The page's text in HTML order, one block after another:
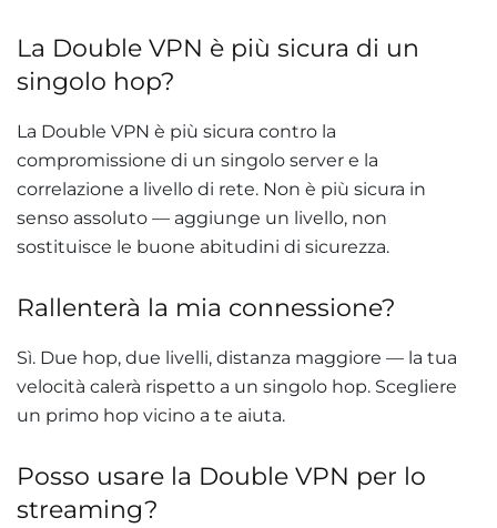
La Double VPN è più sicura di un
singolo hop?
La Double VPN è più sicura contro la
compromissione di un singolo server e la
correlazione a livello di rete. Non è più sicura in
senso assoluto — aggiunge un livello, non
sostituisce le buone abitudini di sicurezza.
Rallenterà la mia connessione?
Sì. Due hop, due livelli, distanza maggiore — la tua
velocità calerà rispetto a un singolo hop. Scegliere
un primo hop vicino a te aiuta.
Posso usare la Double VPN per lo
streaming?